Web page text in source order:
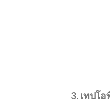
3. เทปโ